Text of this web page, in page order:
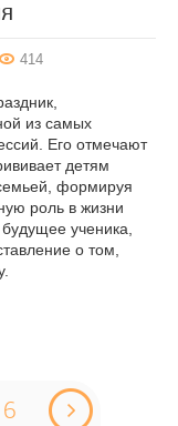
414
из самых
Его отмечают
детям
формируя
роль в жизни
ученика,
о том,
6